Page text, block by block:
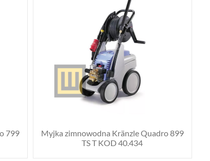
799
Myjka zimnowodna Kränzle Quadro 899
TS T KOD 40.434